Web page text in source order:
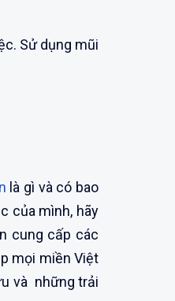
Sử dụng mũi
là gì và có bao
của mình, hãy
cung cấp các
mọi miền Việt
và những trải